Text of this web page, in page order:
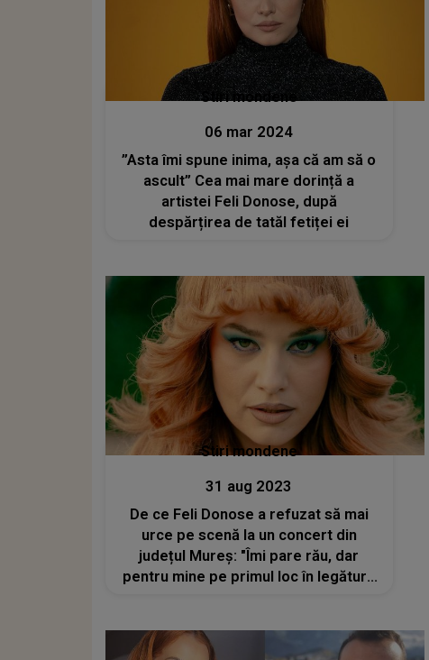
Stiri mondene
06 mar 2024
”Asta îmi spune inima, așa că am să o
ascult” Cea mai mare dorință a
artistei Feli Donose, după
despărțirea de tatăl fetiței ei
Stiri mondene
31 aug 2023
De ce Feli Donose a refuzat să mai
urce pe scenă la un concert din
județul Mureș: "Îmi pare rău, dar
pentru mine pe primul loc în legătură